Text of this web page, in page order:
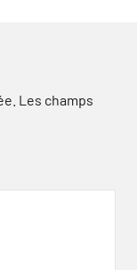
Les champs